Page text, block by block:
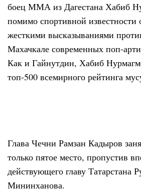
боец ММА из Дагестана Хабиб
помимо спортивной известности
жесткими высказываниями
Махачкале современных поп-
Как и Гайнутдин, Хабиб
топ-500 всемирного рейтинга
Глава Чечни Рамзан Кадыров
только пятое место, пропустив
действующего главу Татарстана
Мининханова.